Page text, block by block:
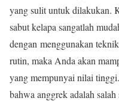
yang sulit untuk dilakukan.
sabut kelapa sangatlah
dengan menggunakan
rutin, maka Anda akan
yang mempunyai nilai
bahwa anggrek adalah